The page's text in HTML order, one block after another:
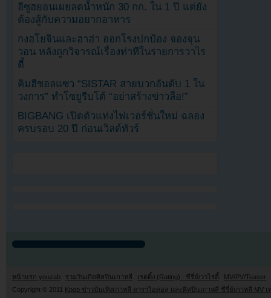
อีซูฮยอนเผยลดน้ำหนัก 30 กก. ใน 1 ปี แต่ยัง
ต้องสู้กับความอยากอาหาร
กงฮโยจินและฮาฮ่า ออกโรงปกป้อง จองจุน
วอน หลังถูกวิจารณ์เรื่องท่าทีในรายการวาไร
ตี้
คิมฮีชอลแซว “SISTAR สายบวกอันดับ 1 ใน
วงการ” ทำโซยูรีบโต้ “อย่าสร้างข่าวลือ!”
BIGBANG เปิดตัวแท่งไฟเวอร์ชั่นใหม่ ฉลอง
ครบรอบ 20 ปี ก่อนเวิลด์ทัวร์
หน้าแรก youzab รวมวันเกิดศิลปินเกาหลี เรตติ้ง (Rating) : ซีรี่ย์/วาไรตี้
MV/PV/Teaser
Copyright © 2011 Kpop ข่าวบันเทิงเกาหลี ดาราไอดอล และศิลปินเกาหลี ซีรี่ย์เกาหลี MV